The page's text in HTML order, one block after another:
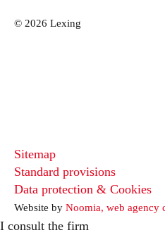
© 2026 Lexing
Sitemap
Standard provisions
Data protection & Cookies
Website by Noomia, web agency
I consult the firm